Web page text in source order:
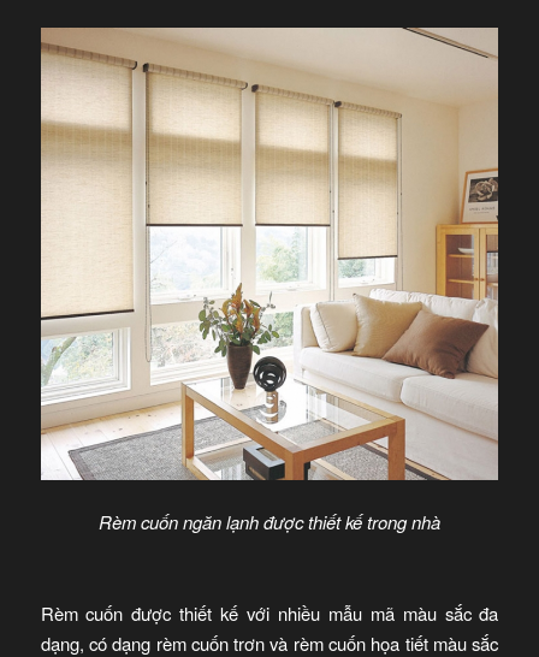
Rèm cuốn ngăn lạnh được thiết kế trong nhà
Rèm cuốn được thiết kế với nhiều mẫu mã màu sắc đa
dạng, có dạng rèm cuốn trơn và rèm cuốn họa tiết màu sắc